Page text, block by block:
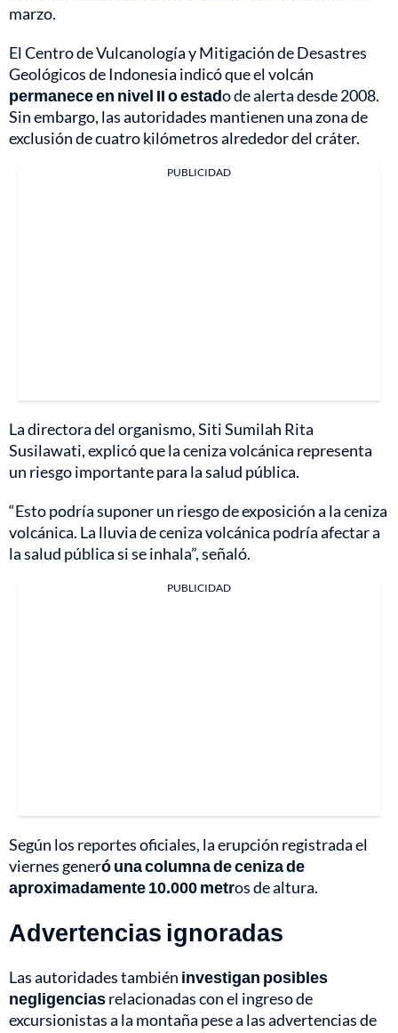
marzo.
El Centro de Vulcanología y Mitigación de Desastres
Geológicos de Indonesia indicó que el volcán
permanece en nivel II o estado de alerta desde 2008.
Sin embargo, las autoridades mantienen una zona de
exclusión de cuatro kilómetros alrededor del cráter.
PUBLICIDAD
La directora del organismo, Siti Sumilah Rita
Susilawati, explicó que la ceniza volcánica representa
un riesgo importante para la salud pública.
“Esto podría suponer un riesgo de exposición a la ceniza
volcánica. La lluvia de ceniza volcánica podría afectar a
la salud pública si se inhala”, señaló.
PUBLICIDAD
Según los reportes oficiales, la erupción registrada el
viernes generó una columna de ceniza de
aproximadamente 10.000 metros de altura.
Advertencias ignoradas
Las autoridades también investigan posibles
negligenciasrelacionadas con el ingreso de
excursionistas a la montaña pese a las advertencias de